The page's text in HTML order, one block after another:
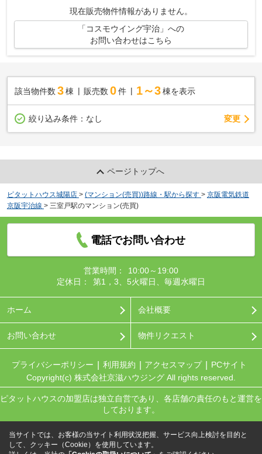
現在販売物件情報がありません。
「コスモウイング宇治」への
お問い合わせはこちら
該当物件数 3棟 販売数 0 件 1～3 棟を表示
絞り込み条件： なし 変更
ページトップへ
ピタットハウス城陽店 > (マンション(売買))路線・駅から探す > 京阪電気鉄道
京阪宇治線 > 三室戸駅のマンション(売買)
電話でお問い合わせ
営業時間：
10:00～19:00
定休日：
第1，3、5火曜日、毎週水曜日
ホーム 会社概要
お問い合わせ 物件リクエスト
プライバシーポリシー 利用規約 アクセスマップ
PCサイト
Copyright(c) 株式会社京滋ハウジング All rights reserved.
ピタットハウスの加盟店は独立自営であり、各店舗の責任のもと運営を
しております。
当サイトでは、お客様の当サイト利用状況把握、サービス向上検討を目的と
して、クッキー（Cookie）を使用しています。